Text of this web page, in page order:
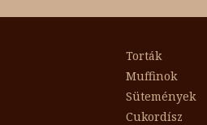
Torták
Muffinok
Sütemények
Cukordísz